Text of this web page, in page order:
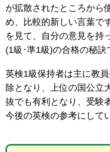
が拡散されたところから
め、比較的新しい言葉で
を見て、自分の意見を持
(1級･準1級)の合格の秘訣
英検1級保持者は主に教
除となり、上位の国公立
抜でも有利となり、受験
今後の英検の参考にして